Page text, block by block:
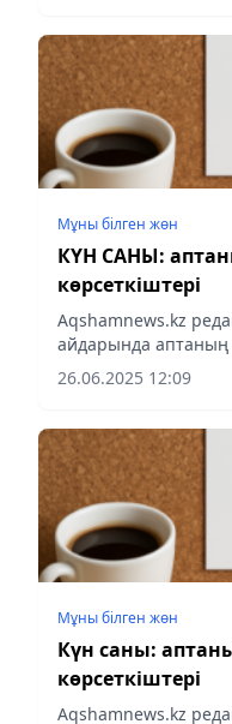
Мұны білген жөн
КҮН САНЫ:
көрсеткіштері
Аqshamnews.kz
айдарында аптаның
шолу жасады.
26.06.2025 12:09
Мұны білген жөн
Күн саны:
көрсеткіштері
Аqshamnews.kz